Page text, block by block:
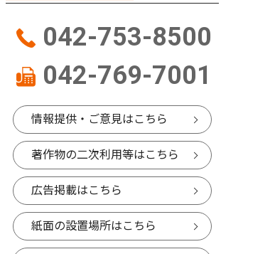
042-753-8500
042-769-7001
情報提供・ご意見はこちら
著作物の二次利用等はこちら
広告掲載はこちら
紙面の設置場所はこちら